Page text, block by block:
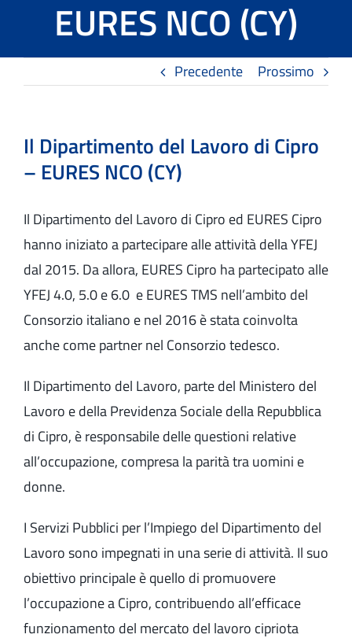
Contatti
EURES NCO (CY)
Precedente Prossimo
Il Dipartimento del Lavoro di Cipro
– EURES NCO (CY)
Il Dipartimento del Lavoro di Cipro ed EURES Cipro
hanno iniziato a partecipare alle attività della YFEJ
dal 2015. Da allora, EURES Cipro ha partecipato alle
YFEJ 4.0, 5.0 e 6.0 e EURES TMS nell’ambito del
Consorzio italiano e nel 2016 è stata coinvolta
anche come partner nel Consorzio tedesco.
Il Dipartimento del Lavoro, parte del Ministero del
Lavoro e della Previdenza Sociale della Repubblica
di Cipro, è responsabile delle questioni relative
all’occupazione, compresa la parità tra uomini e
donne.
I Servizi Pubblici per l’Impiego del Dipartimento del
Lavoro sono impegnati in una serie di attività. Il suo
obiettivo principale è quello di promuovere
l’occupazione a Cipro, contribuendo all’efficace
funzionamento del mercato del lavoro cipriota